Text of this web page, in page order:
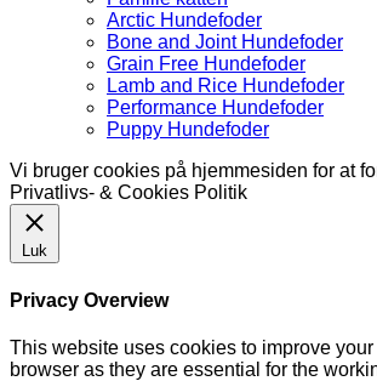
Arctic Hundefoder
Bone and Joint Hundefoder
Grain Free Hundefoder
Lamb and Rice Hundefoder
Performance Hundefoder
Puppy Hundefoder
Vi bruger cookies på hjemmesiden for at
Privatlivs- & Cookies Politik
Luk
Privacy Overview
This website uses cookies to improve
browser as they are essential for the